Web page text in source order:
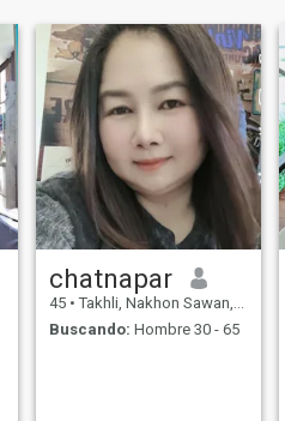
chatnapar
45 • Takhli, Nakhon Sawan, Tailandia
Buscando: Hombre 30 - 65